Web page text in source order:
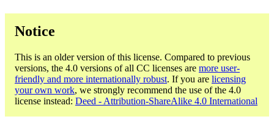
Notice
This is an older version of this license. Compared to previous
versions, the 4.0 versions of all CC licenses are more user-
friendly and more internationally robust. If you are licensing
your own work, we strongly recommend the use of the 4.0
license instead: Deed - Attribution-ShareAlike 4.0 International